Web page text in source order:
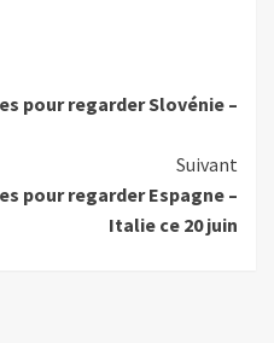
pour regarder Slovénie –
Suivant
pour regarder Espagne –
Italie ce 20 juin